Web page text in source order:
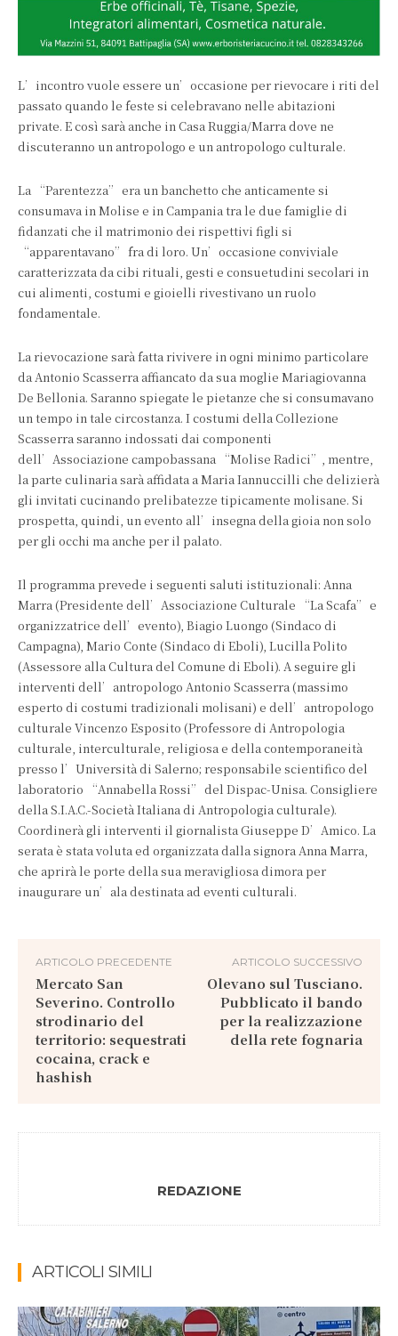
L’incontro vuole essere un’occasione per rievocare i riti del
passato quando le feste si celebravano nelle abitazioni
private. E così sarà anche in Casa Ruggia/Marra dove ne
discuteranno un antropologo e un antropologo culturale.
La “Parentezza” era un banchetto che anticamente si
consumava in Molise e in Campania tra le due famiglie di
fidanzati che il matrimonio dei rispettivi figli si
“apparentavano” fra di loro. Un’occasione conviviale
caratterizzata da cibi rituali, gesti e consuetudini secolari in
cui alimenti, costumi e gioielli rivestivano un ruolo
fondamentale.
La rievocazione sarà fatta rivivere in ogni minimo particolare
da Antonio Scasserra affiancato da sua moglie Mariagiovanna
De Bellonia. Saranno spiegate le pietanze che si consumavano
un tempo in tale circostanza. I costumi della Collezione
Scasserra saranno indossati dai componenti
dell’Associazione campobassana “Molise Radici”, mentre,
la parte culinaria sarà affidata a Maria Iannuccilli che delizierà
gli invitati cucinando prelibatezze tipicamente molisane. Si
prospetta, quindi, un evento all’insegna della gioia non solo
per gli occhi ma anche per il palato.
Il programma prevede i seguenti saluti istituzionali: Anna
Marra (Presidente dell’Associazione Culturale “La Scafa” e
organizzatrice dell’evento), Biagio Luongo (Sindaco di
Campagna), Mario Conte (Sindaco di Eboli), Lucilla Polito
(Assessore alla Cultura del Comune di Eboli). A seguire gli
interventi dell’antropologo Antonio Scasserra (massimo
esperto di costumi tradizionali molisani) e dell’antropologo
culturale Vincenzo Esposito (Professore di Antropologia
culturale, interculturale, religiosa e della contemporaneità
presso l’Università di Salerno; responsabile scientifico del
laboratorio “Annabella Rossi” del Dispac-Unisa. Consigliere
della S.I.A.C.-Società Italiana di Antropologia culturale).
Coordinerà gli interventi il giornalista Giuseppe D’Amico. La
serata è stata voluta ed organizzata dalla signora Anna Marra,
che aprirà le porte della sua meravigliosa dimora per
inaugurare un’ala destinata ad eventi culturali.
ARTICOLO PRECEDENTE
Mercato San
Severino. Controllo
strodinario del
territorio: sequestrati
cocaina, crack e
hashish
ARTICOLO SUCCESSIVO
Olevano sul Tusciano.
Pubblicato il bando
per la realizzazione
della rete fognaria
REDAZIONE
ARTICOLI SIMILI